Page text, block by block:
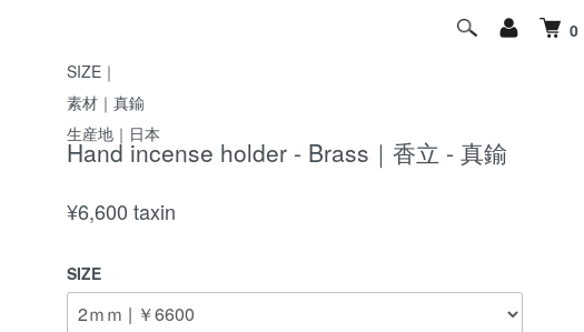
0
Hand incense holder - Brass｜香立 - 真鍮
¥6,600 taxin
SIZE
SIZE｜
素材｜真鍮
生産地｜日本